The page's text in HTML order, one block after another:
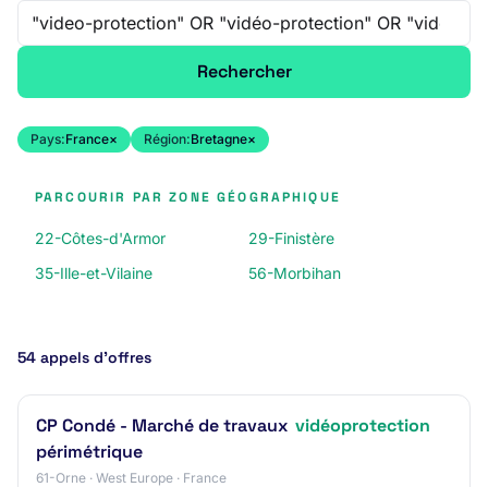
Recherche libre
Rechercher
Pays:France× Région:Bretagne×
PARCOURIR PAR ZONE GÉOGRAPHIQUE
22-Côtes-d'Armor
29-Finistère
35-Ille-et-Vilaine
56-Morbihan
54 appels d’offres
CP Condé - Marché de travaux vidéoprotection
périmétrique
61-Orne · West Europe · France